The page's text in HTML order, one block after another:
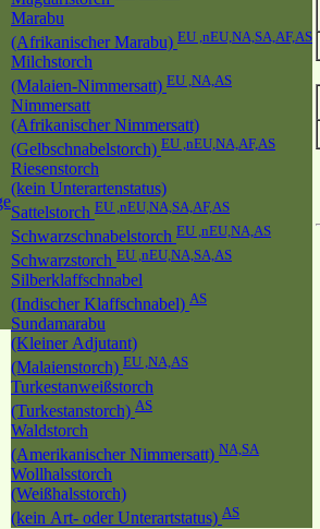
Marabu
(Afrikanischer Marabu) EU ,nEU,NA,SA,AF,AS
Milchstorch
(Malaien-Nimmersatt) EU ,NA,AS
Nimmersatt
(Afrikanischer Nimmersatt)
(Gelbschnabelstorch) EU ,nEU,NA,AF,AS
Riesenstorch
(kein Unterartenstatus)
Sattelstorch EU ,nEU,NA,SA,AF,AS
Schwarzschnabelstorch EU ,nEU,NA,AS
Schwarzstorch EU ,nEU,NA,SA,AS
Silberklaffschnabel
(Indischer Klaffschnabel) AS
Sundamarabu
(Kleiner Adjutant)
(Malaienstorch) EU ,NA,AS
Turkestanweißstorch
(Turkestanstorch) AS
Waldstorch
(Amerikanischer Nimmersatt) NA,SA
Wollhalsstorch
(Weißhalsstorch)
(kein Art- oder Unterartstatus) AS